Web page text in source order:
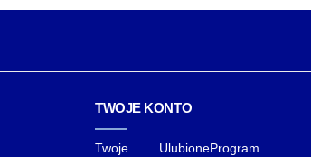
108,00 zł
TWOJE KONTO
Twoje
UlubioneProgram